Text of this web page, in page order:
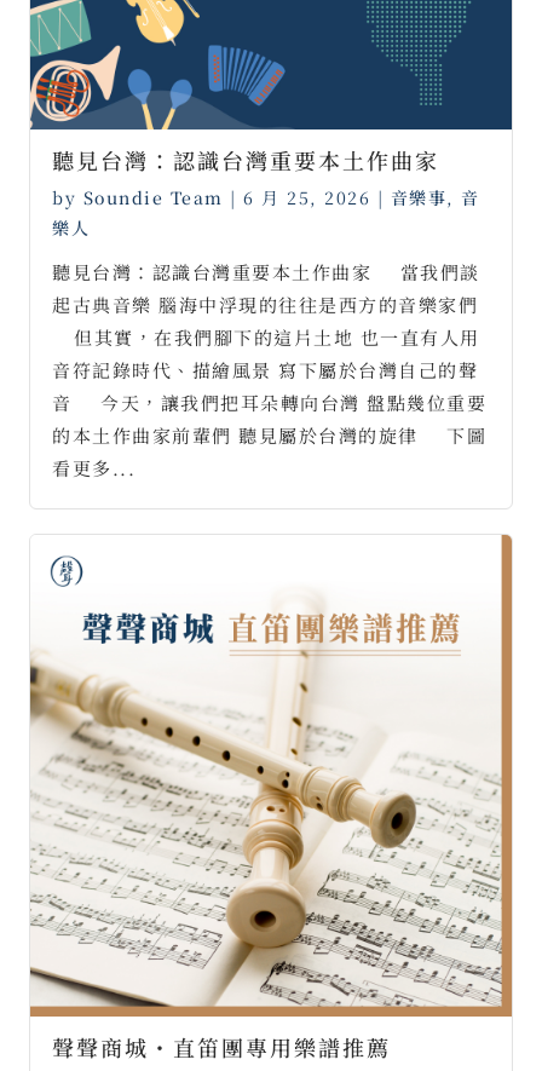
聽見台灣：認識台灣重要本土作曲家 ⠀
by Soundie Team | 6 月 25, 2026 | 音樂事, 音
樂人
聽見台灣：認識台灣重要本土作曲家 ⠀ 當我們談
起古典音樂 腦海中浮現的往往是西方的音樂家們
⠀ 但其實，在我們腳下的這片土地 也一直有人用
音符記錄時代、描繪風景 寫下屬於台灣自己的聲
音 ⠀ 今天，讓我們把耳朵轉向台灣 盤點幾位重要
的本土作曲家前輩們 聽見屬於台灣的旋律 ⠀ 下圖
看更多...
聲聲商城・直笛團專用樂譜推薦 ⠀